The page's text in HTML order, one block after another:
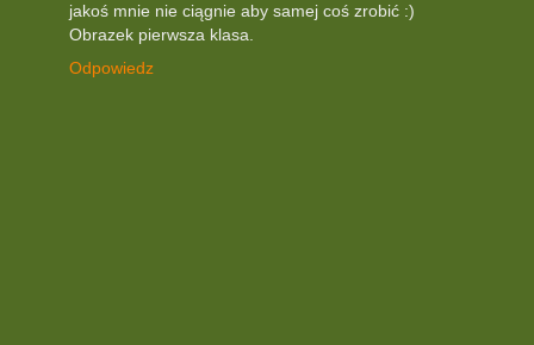
jakoś mnie nie ciągnie aby samej coś zrobić :)
Obrazek pierwsza klasa.
Odpowiedz